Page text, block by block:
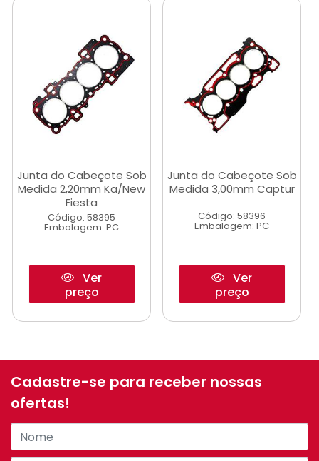
Junta do Cabeçote Sob
Medida 2,20mm Ka/New
Fiesta
Código: 58395
Embalagem: PC
Ver
preço
Junta do Cabeçote Sob
Medida 3,00mm Captur
Código: 58396
Embalagem: PC
Ver
preço
Cadastre-se para receber nossas
ofertas!